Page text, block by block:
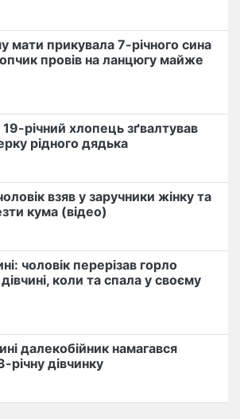
мати прикувала 7-річного сина
провів на ланцюгу майже
річний хлопець​ ️зґвалтував
рідного дядька
взяв у заручники жінку та
кума (відео)
чоловік перерізав горло
коли та спала у своєму
далекобійник намагався
річну дівчинку